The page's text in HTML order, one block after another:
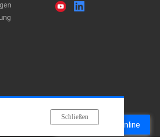
Kontakt online
Schließen